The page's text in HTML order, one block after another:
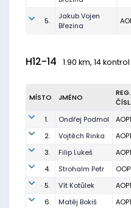
5.
Jakub Vojen
Březina
H12-14 1.90 km, 14 kontrol
MÍSTO JMÉNO
REG.
1. Ondřej Podmol
2.
Vojtěch Rinka
3.
Filip Lukeš
4.
Strohalm Petr
5.
Vít Kotůlek
6.
Matěj Bokiš